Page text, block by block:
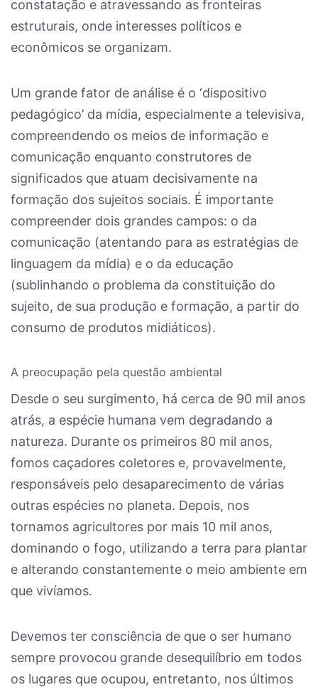
constatação e atravessando as fronteiras
estruturais, onde interesses políticos e
econômicos se organizam.
Um grande fator de análise é o ‘dispositivo
pedagógico’ da mídia, especialmente a televisiva,
compreendendo os meios de informação e
comunicação enquanto construtores de
significados que atuam decisivamente na
formação dos sujeitos sociais. É importante
compreender dois grandes campos: o da
comunicação (atentando para as estratégias de
linguagem da mídia) e o da educação
(sublinhando o problema da constituição do
sujeito, de sua produção e formação, a partir do
consumo de produtos midiáticos).
A preocupação pela questão ambiental
Desde o seu surgimento, há cerca de 90 mil anos
atrás, a espécie humana vem degradando a
natureza. Durante os primeiros 80 mil anos,
fomos caçadores coletores e, provavelmente,
responsáveis pelo desaparecimento de várias
outras espécies no planeta. Depois, nos
tornamos agricultores por mais 10 mil anos,
dominando o fogo, utilizando a terra para plantar
e alterando constantemente o meio ambiente em
que vivíamos.
Devemos ter consciência de que o ser humano
sempre provocou grande desequilíbrio em todos
os lugares que ocupou, entretanto, nos últimos